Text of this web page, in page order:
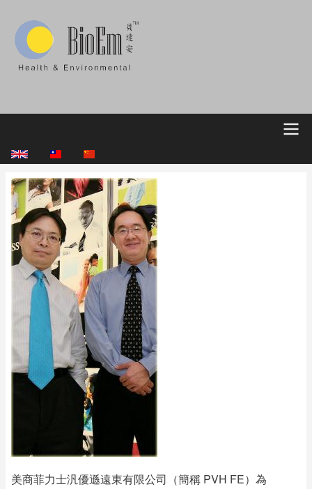
Main
navigation
美商菲力士汎優遜遠東有限公司（簡稱 PVH FE）為